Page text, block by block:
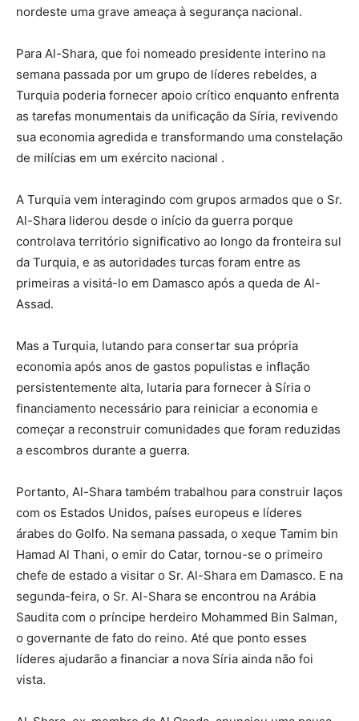
nordeste uma grave ameaça à segurança nacional.
Para Al-Shara, que foi nomeado presidente interino na
semana passada por um grupo de líderes rebeldes, a
Turquia poderia fornecer apoio crítico enquanto enfrenta
as tarefas monumentais da unificação da Síria, revivendo
sua economia agredida e transformando uma constelação
de milícias em um exército nacional .
A Turquia vem interagindo com grupos armados que o Sr.
Al-Shara liderou desde o início da guerra porque
controlava território significativo ao longo da fronteira sul
da Turquia, e as autoridades turcas foram entre as
primeiras a visitá-lo em Damasco após a queda de Al-
Assad.
Mas a Turquia, lutando para consertar sua própria
economia após anos de gastos populistas e inflação
persistentemente alta, lutaria para fornecer à Síria o
financiamento necessário para reiniciar a economia e
começar a reconstruir comunidades que foram reduzidas
a escombros durante a guerra.
Portanto, Al-Shara também trabalhou para construir laços
com os Estados Unidos, países europeus e líderes
árabes do Golfo. Na semana passada, o xeque Tamim bin
Hamad Al Thani, o emir do Catar, tornou-se o primeiro
chefe de estado a visitar o Sr. Al-Shara em Damasco. E na
segunda-feira, o Sr. Al-Shara se encontrou na Arábia
Saudita com o príncipe herdeiro Mohammed Bin Salman,
o governante de fato do reino. Até que ponto esses
líderes ajudarão a financiar a nova Síria ainda não foi
vista.